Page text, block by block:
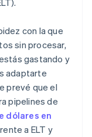
con la que
sin procesar,
gastando y
adaptarte
prevé que el
pipelines de
dólares en
a ELT y